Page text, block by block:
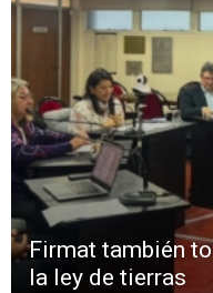
Firmat también
la ley de tierras